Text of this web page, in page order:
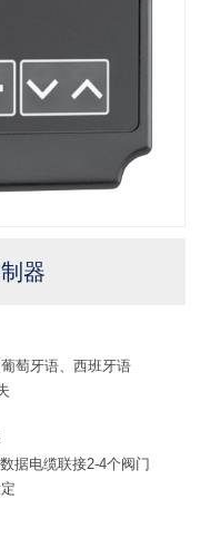
器
萄牙语、西班牙语
据电缆联接2-4个阀门